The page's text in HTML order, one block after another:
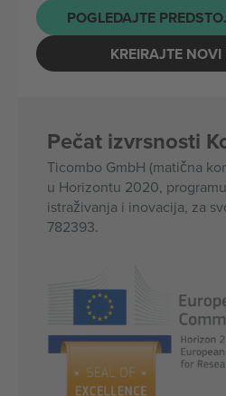
POGLEDAJTE
KREIRAJTE
Pečat izvrsnosti
Ticombo GmbH (matična
u Horizontu 2020,
istraživanja i inovacija, za
782393.